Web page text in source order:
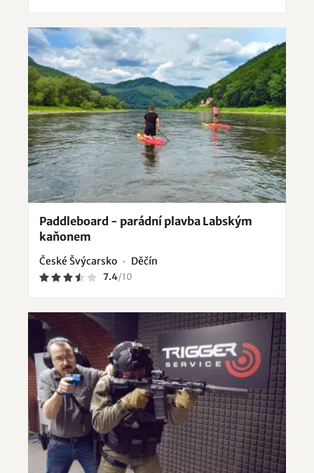
Paddleboard - parádní plavba Labským
kaňonem
České Švýcarsko Děčín
7.4/10